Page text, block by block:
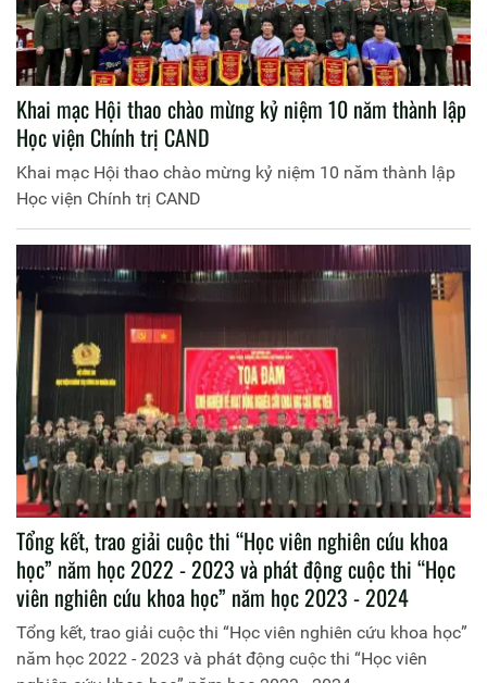
Khai mạc Hội thao chào mừng kỷ niệm 10 năm thành lập
Học viện Chính trị CAND
Khai mạc Hội thao chào mừng kỷ niệm 10 năm thành lập
Học viện Chính trị CAND
Tổng kết, trao giải cuộc thi “Học viên nghiên cứu khoa
học” năm học 2022 - 2023 và phát động cuộc thi “Học
viên nghiên cứu khoa học” năm học 2023 - 2024
Tổng kết, trao giải cuộc thi “Học viên nghiên cứu khoa học”
năm học 2022 - 2023 và phát động cuộc thi “Học viên